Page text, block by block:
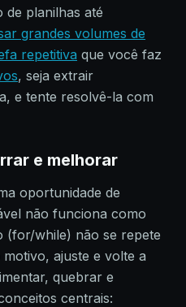
de planilhas até
grandes volumes de
repetitiva que você faz
, seja extrair
e tente resolvê-la com
e melhorar
oportunidade de
não funciona como
(for/while) não se repete
ajuste e volte a
quebrar e
centrais: